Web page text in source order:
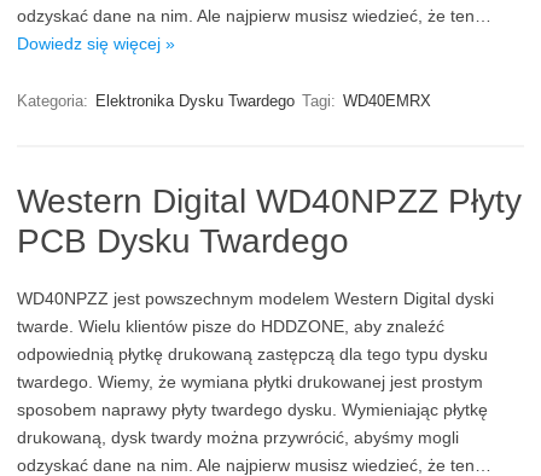
odzyskać dane na nim. Ale najpierw musisz wiedzieć, że ten…
Dowiedz się więcej »
Kategoria: Elektronika Dysku Twardego Tagi: WD40EMRX
Western Digital WD40NPZZ Płyty
PCB Dysku Twardego
WD40NPZZ jest powszechnym modelem Western Digital dyski
twarde. Wielu klientów pisze do HDDZONE, aby znaleźć
odpowiednią płytkę drukowaną zastępczą dla tego typu dysku
twardego. Wiemy, że wymiana płytki drukowanej jest prostym
sposobem naprawy płyty twardego dysku. Wymieniając płytkę
drukowaną, dysk twardy można przywrócić, abyśmy mogli
odzyskać dane na nim. Ale najpierw musisz wiedzieć, że ten…